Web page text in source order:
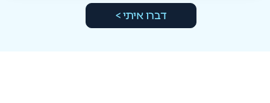
דברו איתי >